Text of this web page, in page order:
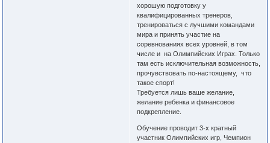
хорошую подготовку у
квалифицированных тренеров,
тренироваться с лучшими командами
мира и принять участие на
соревнованиях всех уровней, в том
числе и на Олимпийских Играх. Только
там есть исключительная возможность,
прочувствовать по-настоящему, что
такое спорт!
Требуется лишь ваше желание,
желание ребенка и финансовое
подкрепление.
Обучение проводит 3-х кратный
участник Олимпийских игр, Чемпион